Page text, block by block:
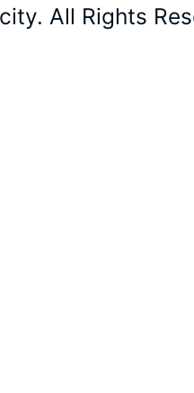
city. All Rights